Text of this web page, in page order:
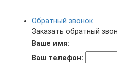
Обратный звонок
Заказать обратный
Ваше имя:
Ваш телефон: